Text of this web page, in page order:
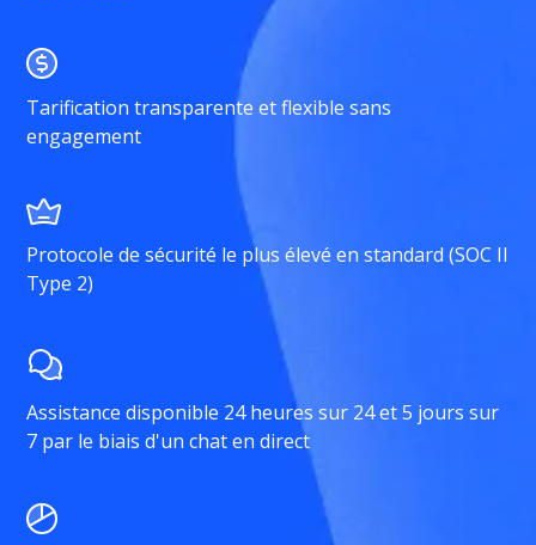
Tarification transparente et flexible sans
engagement
Protocole de sécurité le plus élevé en standard (SOC II
Type 2)
Assistance disponible 24 heures sur 24 et 5 jours sur
7 par le biais d'un chat en direct